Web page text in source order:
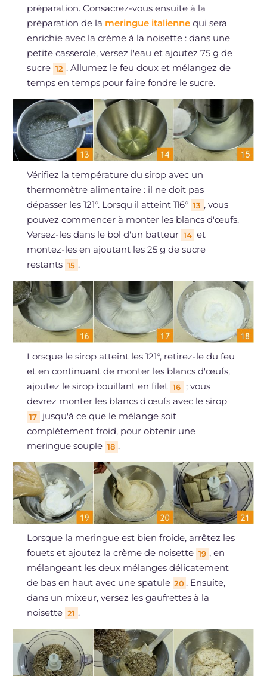
préparation. Consacrez-vous ensuite à la
préparation de la meringue italiennequi sera
enrichie avec la crème à la noisette : dans une
petite casserole, versez l'eau et ajoutez 75 g de
sucre 12 . Allumez le feu doux et mélangez de
temps en temps pour faire fondre le sucre.
Vérifiez la température du sirop avec un
thermomètre alimentaire : il ne doit pas
dépasser les 121°. Lorsqu'il atteint 116° 13 , vous
pouvez commencer à monter les blancs d'œufs.
Versez-les dans le bol d'un batteur 14 et
montez-les en ajoutant les 25 g de sucre
restants 15 .
Lorsque le sirop atteint les 121°, retirez-le du feu
et en continuant de monter les blancs d'œufs,
ajoutez le sirop bouillant en filet 16
; vous
devrez monter les blancs d'œufs avec le sirop
17
jusqu'à ce que le mélange soit
complètement froid, pour obtenir une
meringue souple 18 .
Lorsque la meringue est bien froide, arrêtez les
fouets et ajoutez la crème de noisette 19 , en
mélangeant les deux mélanges délicatement
de bas en haut avec une spatule 20 . Ensuite,
dans un mixeur, versez les gaufrettes à la
noisette 21 .